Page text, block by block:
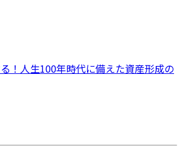
！人生100年時代に備えた資産形成の